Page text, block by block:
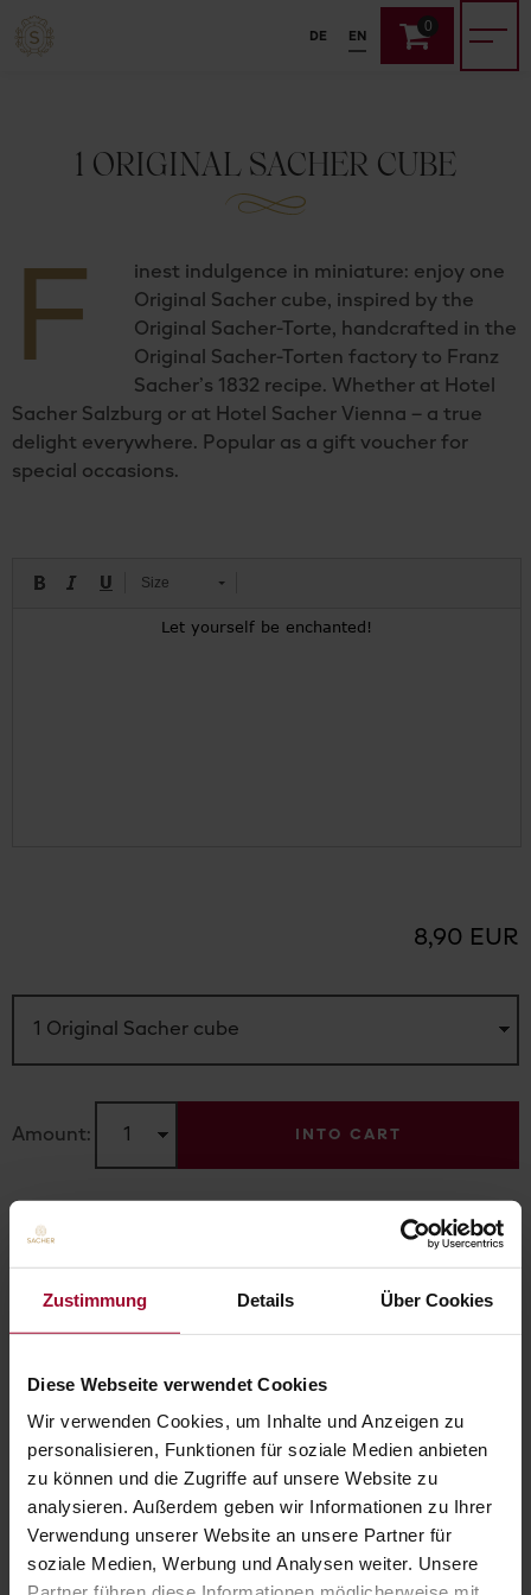
Zustimmung Details Über Cookies
Diese Webseite verwendet Cookies
Wir verwenden Cookies, um Inhalte und Anzeigen zu
personalisieren, Funktionen für soziale Medien anbieten
zu können und die Zugriffe auf unsere Website zu
analysieren. Außerdem geben wir Informationen zu Ihrer
Verwendung unserer Website an unsere Partner für
soziale Medien, Werbung und Analysen weiter. Unsere
DE EN
0
1 ORIGINAL SACHER CUBE
F
inest indulgence in miniature: enjoy one
Original Sacher cube, inspired by the
Original Sacher-Torte, handcrafted in the
Original Sacher-Torten factory to Franz
Sacher’s 1832 recipe. Whether at Hotel
Sacher Salzburg or at Hotel Sacher Vienna – a true
delight everywhere. Popular as a gift voucher for
special occasions.
Size
8,90 EUR
Amount: INTO CART